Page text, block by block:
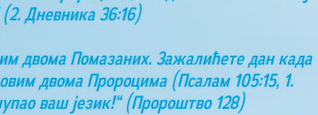
Дневника 36:16)
двома Помазаних. Зажалићете дан када
двома Пророцима (Псалам 105:15, 1.
ваш језик!“ (Пророштво 128)